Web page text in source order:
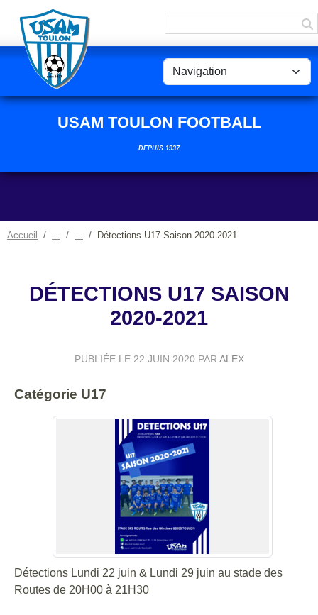
USAM TOULON FOOTBALL
DEPUIS 1937
Accueil Détections U17 Saison 2020-2021
DÉTECTIONS U17 SAISON
2020-2021
PUBLIÉE LE 22 JUIN 2020 PAR ALEX
Catégorie U17
Détections Lundi 22 juin & Lundi 29 juin au stade des
Routes de 20H00 à 21H30
Panneau de gestion des cookies